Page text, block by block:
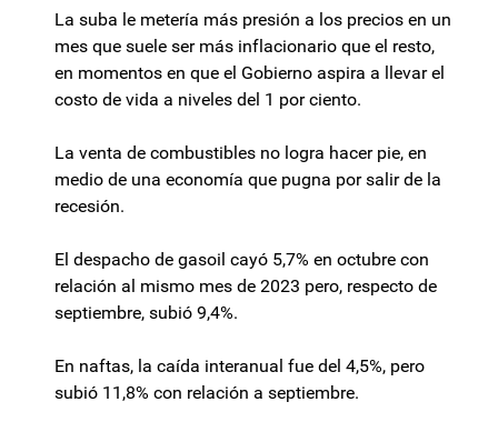
La suba le metería más presión a los precios en un
mes que suele ser más inflacionario que el resto,
en momentos en que el Gobierno aspira a llevar el
costo de vida a niveles del 1 por ciento.
La venta de combustibles no logra hacer pie, en
medio de una economía que pugna por salir de la
recesión.
El despacho de gasoil cayó 5,7% en octubre con
relación al mismo mes de 2023 pero, respecto de
septiembre, subió 9,4%.
En naftas, la caída interanual fue del 4,5%, pero
subió 11,8% con relación a septiembre.